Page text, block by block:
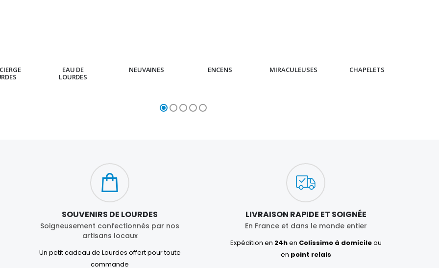
EAU DE
LOURDES
NEUVAINES ENCENS MIRACULEUSES CHAPELETS
SOUVENIRS DE LOURDES
Soigneusement confectionnés par nos
artisans locaux
Un petit cadeau de Lourdes offert pour toute
commande
LIVRAISON RAPIDE ET SOIGNÉE
En France et dans le monde entier
Expédition en 24hen Colissimo à domicileou
en point relais